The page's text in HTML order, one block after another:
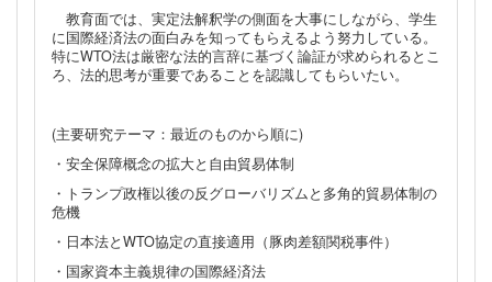
教育面では、実定法解釈学の側面を大事にしながら、学生
に国際経済法の面白みを知ってもらえるよう努力している。
特にWTO法は厳密な法的言辞に基づく論証が求められるとこ
ろ、法的思考が重要であることを認識してもらいたい。
(主要研究テーマ：最近のものから順に)
・安全保障概念の拡大と自由貿易体制
・トランプ政権以後の反グローバリズムと多角的貿易体制の
危機
・日本法とWTO協定の直接適用（豚肉差額関税事件）
・国家資本主義規律の国際経済法